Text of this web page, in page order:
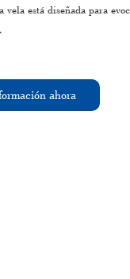
vela está diseñada para
ahora